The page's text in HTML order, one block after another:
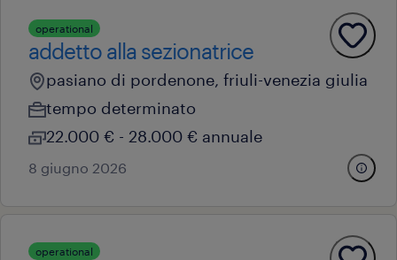
operational
addetto alla sezionatrice
pasiano di pordenone, friuli-venezia giulia
tempo determinato
22.000 € - 28.000 € annuale
8 giugno 2026
operational